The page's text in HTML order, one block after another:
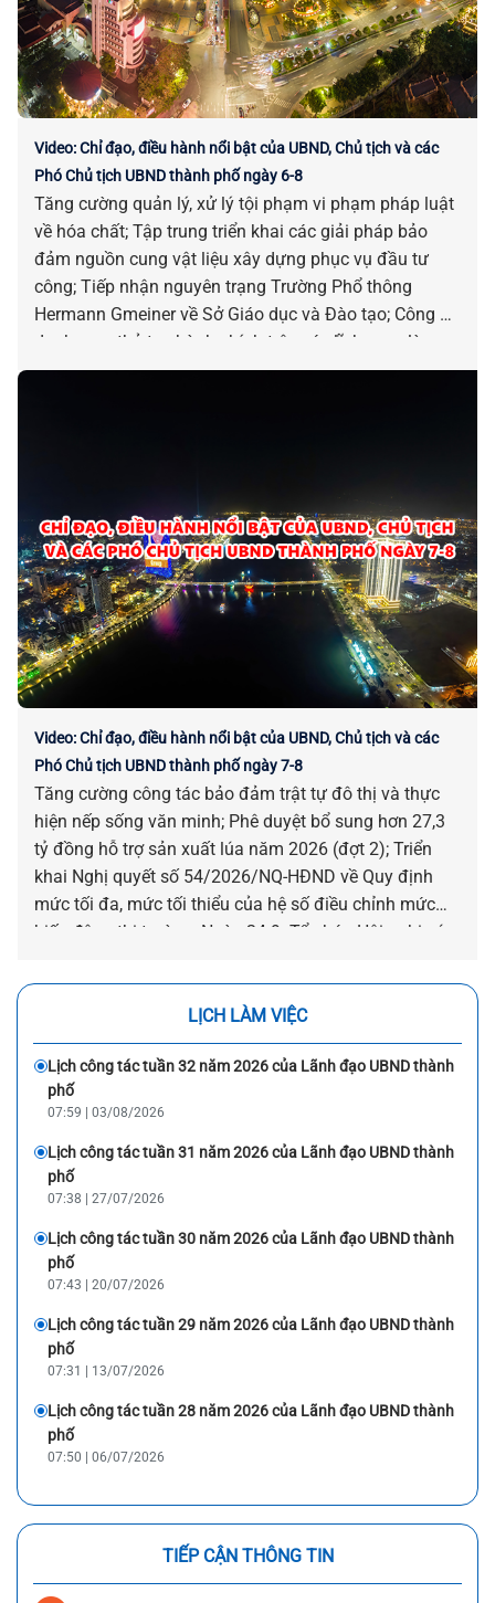
nổi bật của UBND, Chủ tịch và các Phó Chủ tịch UBND
thành phố tháng 7-2026.
Video: Chỉ đạo, điều hành nổi bật của UBND, Chủ tịch và các
Phó Chủ tịch UBND thành phố ngày 6-8
Tăng cường quản lý, xử lý tội phạm vi phạm pháp luật
về hóa chất; Tập trung triển khai các giải pháp bảo
đảm nguồn cung vật liệu xây dựng phục vụ đầu tư
công; Tiếp nhận nguyên trạng Trường Phổ thông
Hermann Gmeiner về Sở Giáo dục và Đào tạo; Công bố
danh mục thủ tục hành chính trên các lĩnh vực…là
những chỉ đạo, điều hành nổi bật của UBND, Chủ tịch
Video: Chỉ đạo, điều hành nổi bật của UBND, Chủ tịch và các
Phó Chủ tịch UBND thành phố ngày 7-8
Tăng cường công tác bảo đảm trật tự đô thị và thực
hiện nếp sống văn minh; Phê duyệt bổ sung hơn 27,3
tỷ đồng hỗ trợ sản xuất lúa năm 2026 (đợt 2); Triển
khai Nghị quyết số 54/2026/NQ-HĐND về Quy định
mức tối đa, mức tối thiểu của hệ số điều chỉnh mức
biến động thị trường; Ngày 24-9: Tổ chức Hội nghị xúc
những chỉ đạo, điều hành nổi bật của UBND, Chủ tịch
và các Phó Chủ tịch UBND thành phố ngày 07-8.
LỊCH LÀM VIỆC
Lịch công tác tuần 32 năm 2026 của Lãnh đạo UBND thành
phố
07:59 | 03/08/2026
Lịch công tác tuần 31 năm 2026 của Lãnh đạo UBND thành
phố
07:38 | 27/07/2026
Lịch công tác tuần 30 năm 2026 của Lãnh đạo UBND thành
phố
07:43 | 20/07/2026
Lịch công tác tuần 29 năm 2026 của Lãnh đạo UBND thành
phố
07:31 | 13/07/2026
Lịch công tác tuần 28 năm 2026 của Lãnh đạo UBND thành
phố
07:50 | 06/07/2026
TIẾP CẬN THÔNG TIN